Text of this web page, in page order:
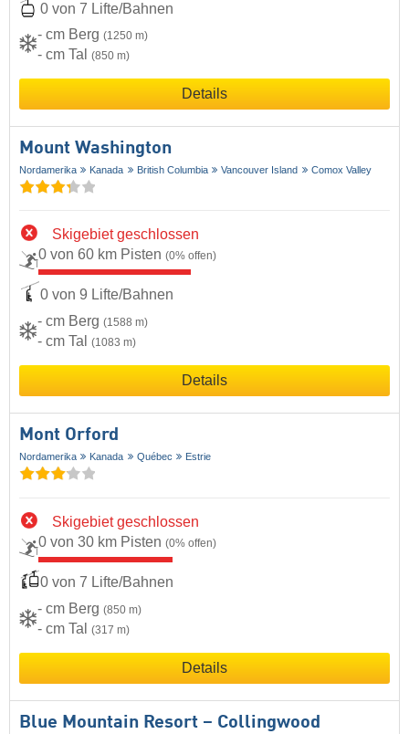
0 von 7 Lifte/Bahnen
- cm Berg (1250 m)
- cm Tal (850 m)
Details
Mount Washington
Nordamerika Kanada British Columbia Vancouver Island Comox Valley
Skigebiet geschlossen
0 von 60 km Pisten (0% offen)
0 von 9 Lifte/Bahnen
- cm Berg (1588 m)
- cm Tal (1083 m)
Details
Mont Orford
Nordamerika Kanada Québec Estrie
Skigebiet geschlossen
0 von 30 km Pisten (0% offen)
0 von 7 Lifte/Bahnen
- cm Berg (850 m)
- cm Tal (317 m)
Details
Blue Mountain Resort – Collingwood